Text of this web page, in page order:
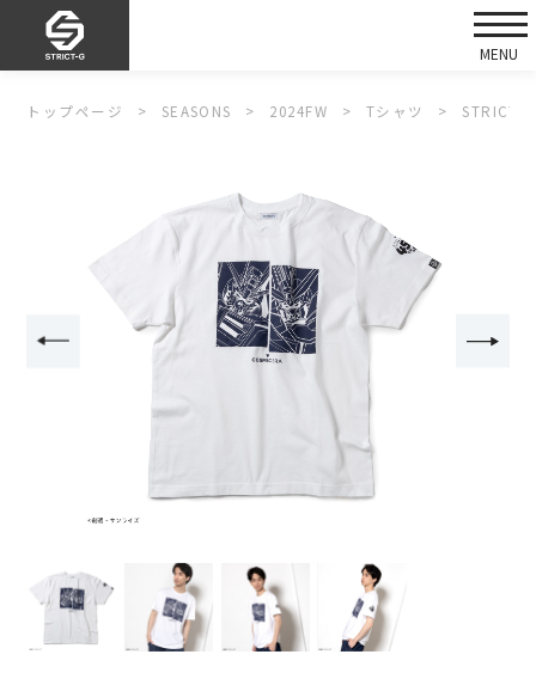
トップページ SEASONS 2024FW Tシャツ STRICT-